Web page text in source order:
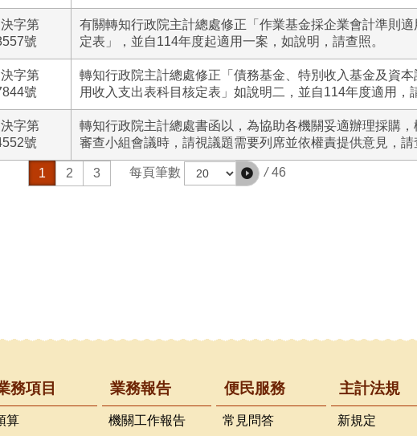
字第
號
有關轉知行政院主計總處修正「作業基金採企業會計準則
定表」，並自114年度起適用一案，如說明，請查照。
字第
號
轉知行政院主計總處修正「債務基金、特別收入基金及資
用收入支出表科目核定表」如說明二，並自114年度適用，
字第
號
轉知行政院主計總處書函以，為協助各機關妥適辦理採購，
審查小組會議時，請視議題需要列席並依權責提供意見，請
1 2 3 每頁筆數 / 46
務項目
算
業務報告
機關工作報告
便民服務
常見問答
主計法規
新規定